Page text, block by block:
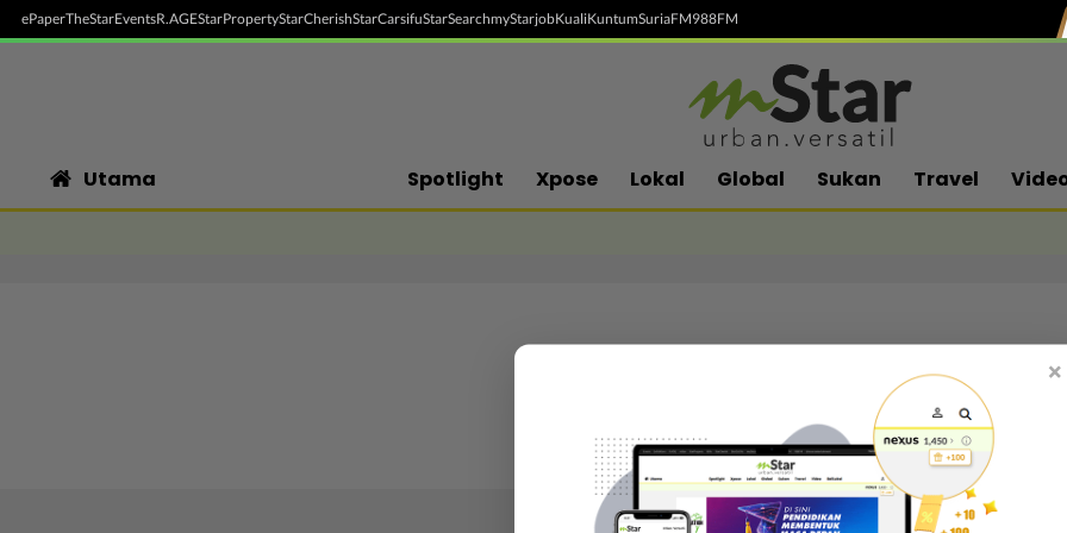
ePaperTheStarEventsR.AGEStarPropertyStarCherishStarCarsifuStarSearchmyStarjobKualiKuntumSuriaFM988FM
Utama Spotlight Xpose Lokal Global Sukan Travel
Follow media sosial kami
×